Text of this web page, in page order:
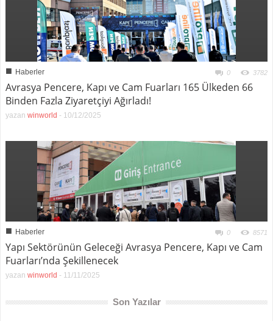
■ Haberler 0 3782
Avrasya Pencere, Kapı ve Cam Fuarları 165 Ülkeden 66
Binden Fazla Ziyaretçiyi Ağırladı!
yazan winworld - 10/12/2025
■ Haberler 0 8571
Yapı Sektörünün Geleceği Avrasya Pencere, Kapı ve Cam
Fuarları’nda Şekillenecek
yazan winworld - 11/11/2025
Son Yazılar